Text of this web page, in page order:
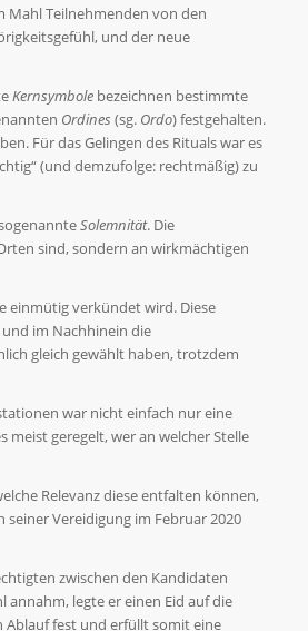
Mahl Teilnehmenden von den
und der neue
Kernsymbole bezeichnen bestimmte
Ordines (sg. Ordo) festgehalten.
Für das Gelingen des Rituals war es
(und demzufolge: rechtmäßig) zu
Solemnität. Die
sind, sondern an wirkmächtigen
einmütig verkündet wird. Diese
im Nachhinein die
gleich gewählt haben, trotzdem
war nicht einfach nur eine
meist geregelt, wer an welcher Stelle
Relevanz diese entfalten können,
Vereidigung im Februar 2020
zwischen den Kandidaten
legte er einen Eid auf die
Ablauf fest und erfüllt somit eine